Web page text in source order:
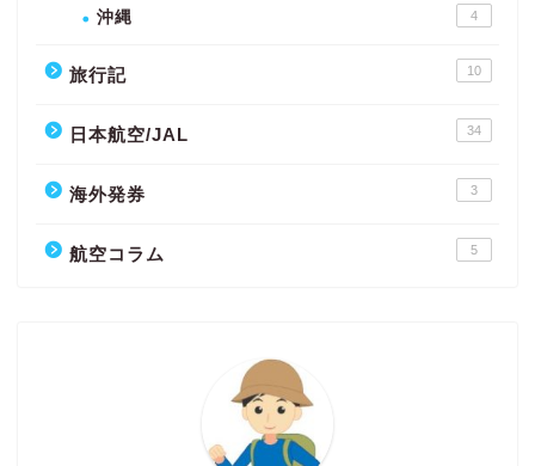
沖縄 4
旅行記 10
日本航空/JAL 34
海外発券 3
航空コラム 5